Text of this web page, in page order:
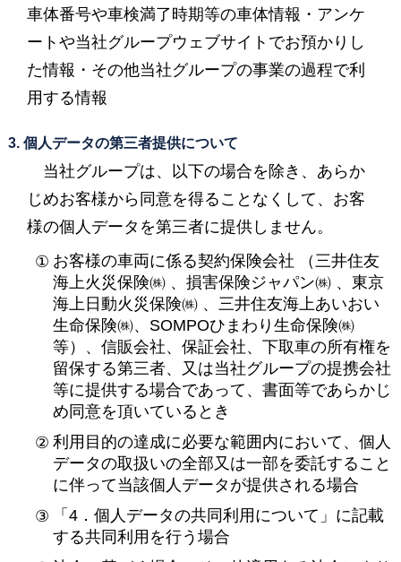
車体番号や車検満了時期等の車体情報・アンケ
ートや当社グループウェブサイトでお預かりし
た情報・その他当社グループの事業の過程で利
用する情報
3. 個人データの第三者提供について
当社グループは、以下の場合を除き、あらか
じめお客様から同意を得ることなくして、お客
様の個人データを第三者に提供しません。
お客様の車両に係る契約保険会社 （三井住友
海上火災保険㈱ 、損害保険ジャパン㈱ 、東京
海上日動火災保険㈱ 、三井住友海上あいおい
生命保険㈱、SOMPOひまわり生命保険㈱
等）、信販会社、保証会社、下取車の所有権を
留保する第三者、又は当社グループの提携会社
等に提供する場合であって、書面等であらかじ
め同意を頂いているとき
利用目的の達成に必要な範囲内において、個人
データの取扱いの全部又は一部を委託すること
に伴って当該個人データが提供される場合
「4．個人データの共同利用について」に記載
する共同利用を行う場合